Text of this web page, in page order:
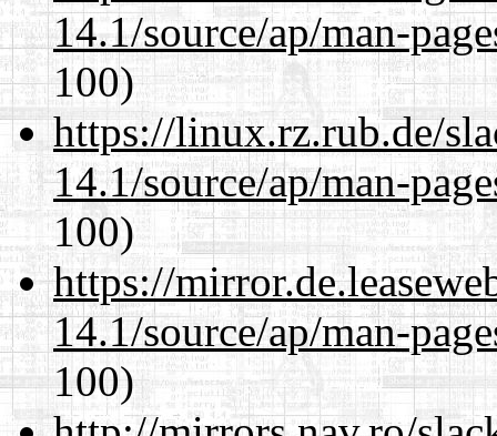
14.1/source/ap/man-
100)
https://linux.rz.rub.de/
14.1/source/ap/man-
100)
https://
14.1/source/ap/man-
100)